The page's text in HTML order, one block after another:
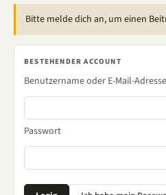
Bitte melde dich an, um einen
BESTEHENDER ACCOUNT
Benutzername oder E-Mail-Adresse
Passwort